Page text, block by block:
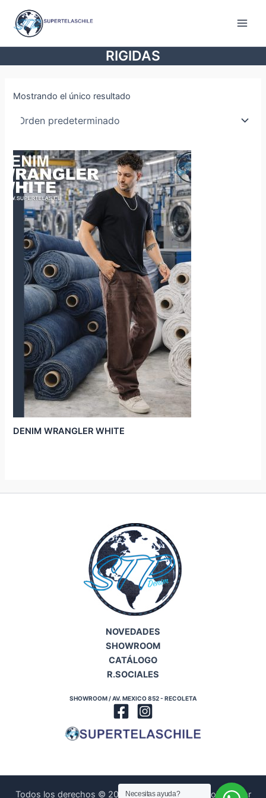
contenido
RIGIDAS
Mostrando el único resultado
DENIM WRANGLER WHITE
NOVEDADES
SHOWROOM
CATÁLOGO
R.SOCIALES
SHOWROOM / AV. MEXICO 852 - RECOLETA
Todos los derechos © 2026 | Diseñado y Desarrollado por
Necesitas ayuda?